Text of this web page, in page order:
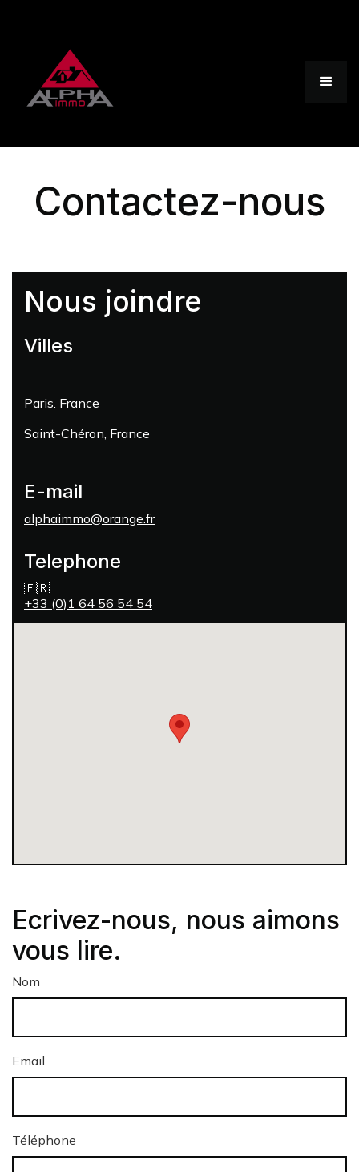
Contactez-nous
Nous joindre
Villes
Paris. France
Saint-Chéron, France
E-mail
alphaimmo@orange.fr
Telephone
🇫🇷
+33 (0)1 64 56 54 54
Ecrivez-nous, nous aimons
vous lire.
Nom
Email
Téléphone